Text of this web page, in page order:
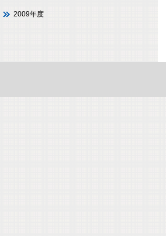
2009年度